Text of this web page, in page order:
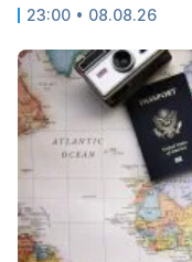
23:00 • 08.08.26